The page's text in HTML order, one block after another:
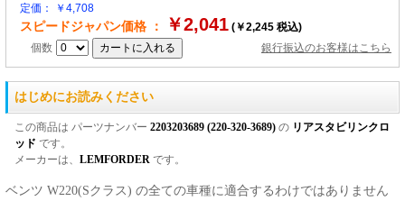
定価： ￥4,708
スピードジャパン価格 ： ￥2,041 (￥2,245 税込)
個数
銀行振込のお客様はこちら
はじめにお読みください
この商品は パーツナンバー 2203203689 (220-320-3689) の リアスタビリンクロ
ッド です。
メーカーは、 LEMFORDER です。
ベンツ W220(Sクラス) の全ての車種に適合するわけではありません